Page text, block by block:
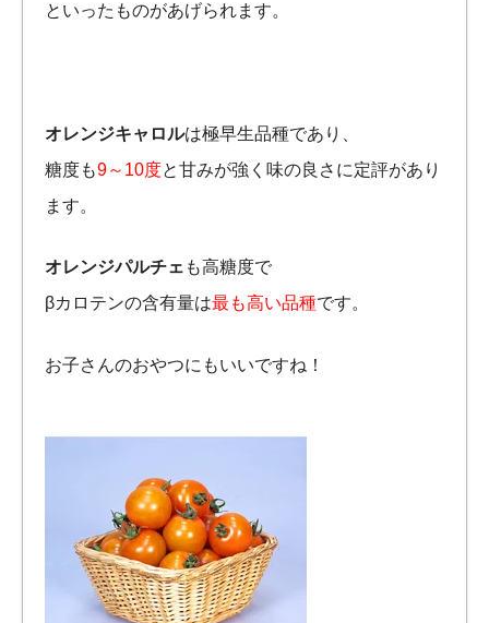
といったものがあげられます。
オレンジキャロルは極早生品種であり、
糖度も9～10度と甘みが強く味の良さに定評があり
ます。
オレンジパルチェ も高糖度で
βカロテンの含有量は最も高い品種です。
お子さんのおやつにもいいですね！